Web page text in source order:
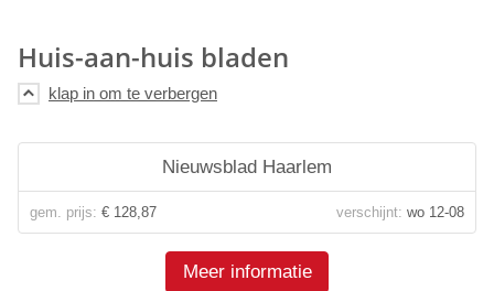
Huis-aan-huis bladen
Nieuwsblad Haarlem
gem. prijs: € 128,87 verschijnt: wo 12-08
Meer informatie